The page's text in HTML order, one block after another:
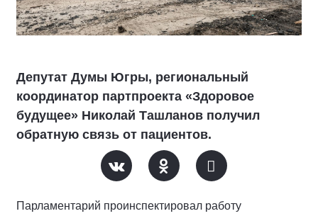
Депутат Думы Югры, региональный
координатор партпроекта «Здоровое
будущее» Николай Ташланов получил
обратную связь от пациентов.
Парламентарий проинспектировал работу